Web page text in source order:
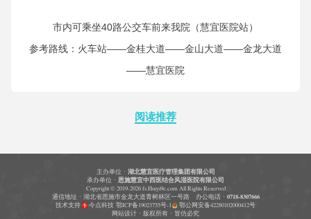
市内可乘坐40路公交车前来我院（慧宜医院站）
参考路线：火车站——金桂大道——金山大道——金龙大道
——慧宜医院
阅读推荐
主办单位 · 湖北慧宜医疗管理集团有限公司
承办单位 · 恩施慧宜中西医结合风湿医院有限公司
Copyright © 2019-2026 fs.Huiyi9e.com All Rights Reserved
通信地址 · 湖北省恩施市金龙大道青树林区一号路 办公电话 · 0718-8307666
技术支持 今点科技 鄂ICP备19023755号-1 鄂公网安备42280102000412号
网站设计 · 版权所有 · 冒仿必究